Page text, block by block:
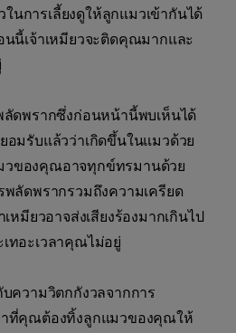
นการเลี้ยงดูให้ลูกแมวเข้ากันได้
นี้เจ้าเหมียวจะติดคุณมากและ
ลัดพรากซึ่งก่อนหน้านี้พบเห็นได้
มรับแล้วว่าเกิดขึ้นในแมวด้วย
ของคุณอาจทุกข์ทรมานด้วย
ลัดพรากรวมถึงความเครียด
หมียวอาจส่งเสียงร้องมากเกินไป
ทอะเวลาคุณไม่อยู่
ความวิตกกังวลจากการ
าที่คุณต้องทิ้งลูกแมวของคุณให้